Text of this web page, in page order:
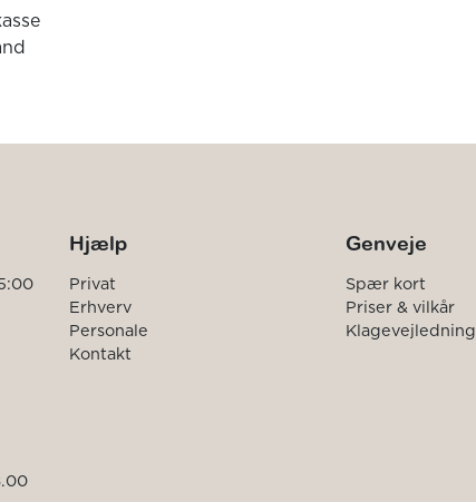
Hjælp
Privat
Erhverv
Personale
Kontakt
Genveje
Spær kort
Priser & vilkår
Klagevejledning